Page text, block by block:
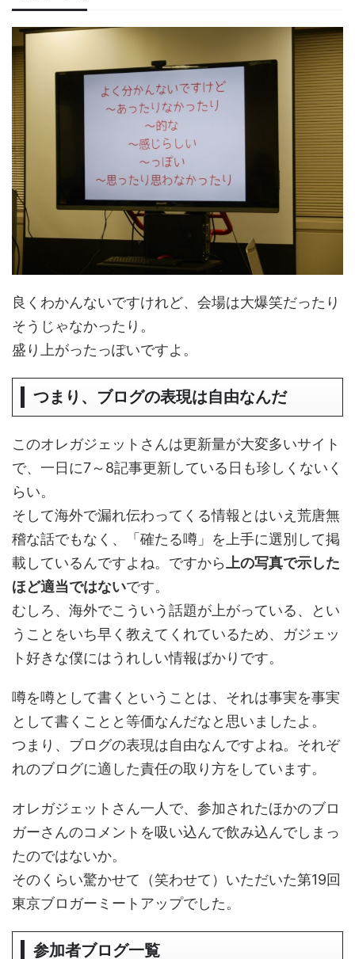
良くわかんないですけれど、会場は大爆笑だったり
そうじゃなかったり。
盛り上がったっぽいですよ。
つまり、ブログの表現は自由なんだ
このオレガジェットさんは更新量が大変多いサイト
で、一日に7～8記事更新している日も珍しくないく
らい。
そして海外で漏れ伝わってくる情報とはいえ荒唐無
稽な話でもなく、「確たる噂」を上手に選別して掲
載しているんですよね。ですから上の写真で示した
ほど適当ではないです。
むしろ、海外でこういう話題が上がっている、とい
うことをいち早く教えてくれているため、ガジェッ
ト好きな僕にはうれしい情報ばかりです。
噂を噂として書くということは、それは事実を事実
として書くことと等価なんだなと思いましたよ。
つまり、ブログの表現は自由なんですよね。それぞ
れのブログに適した責任の取り方をしています。
オレガジェットさん一人で、参加されたほかのブロ
ガーさんのコメントを吸い込んで飲み込んでしまっ
たのではないか。
そのくらい驚かせて（笑わせて）いただいた第19回
東京ブロガーミートアップでした。
参加者ブログ一覧